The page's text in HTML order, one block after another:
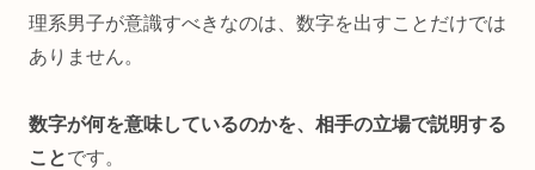
理系男子が意識すべきなのは、数字を出すことだけでは
ありません。
数字が何を意味しているのかを、相手の立場で説明する
ことです。